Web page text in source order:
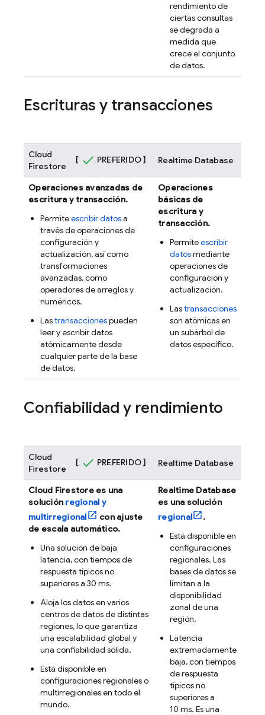
rendimiento de
ciertas consultas
se degrada a
medida que
crece el conjunto
de datos.
Escrituras y transacciones
Cloud
Firestore
[ PREFERIDO ] Realtime Database
Operaciones avanzadas de
escritura y transacción.
Permiteescribir datosa
través de operaciones de
configuración y
actualización, así como
transformaciones
avanzadas, como
operadores de arreglos y
numéricos.
Lastransaccionespueden
leer y escribir datos
atómicamente desde
cualquier parte de la base
de datos.
Operaciones
básicas de
escritura y
transacción.
Permiteescribir
datosmediante
operaciones de
configuración y
actualización.
Lastransacciones
son atómicas en
un subárbol de
datos específico.
Confiabilidad y rendimiento
Cloud
Firestore
[ PREFERIDO ] Realtime Database
Cloud Firestorees una
solución regional y
multirregional
con ajuste
de escala automático.
Una solución de baja
latencia, con tiempos de
respuesta típicos no
superiores a 30 ms.
Aloja los datos en varios
centros de datos de distintas
regiones, lo que garantiza
una escalabilidad global y
una confiabilidad sólida.
Está disponible en
configuraciones regionales o
multirregionales en todo el
mundo.
Realtime Database
es una solución
regional
.
Está disponible en
configuraciones
regionales. Las
bases de datos se
limitan a la
disponibilidad
zonal de una
región.
Latencia
extremadamente
baja, con tiempos
de respuesta
típicos no
superiores a
10 ms. Es una